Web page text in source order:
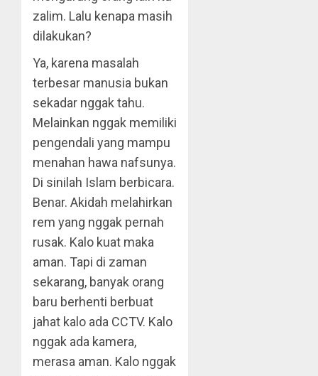
zalim. Lalu kenapa masih
dilakukan?
Ya, karena masalah
terbesar manusia bukan
sekadar nggak tahu.
Melainkan nggak memiliki
pengendali yang mampu
menahan hawa nafsunya.
Di sinilah Islam berbicara.
Benar. Akidah melahirkan
rem yang nggak pernah
rusak. Kalo kuat maka
aman. Tapi di zaman
sekarang, banyak orang
baru berhenti berbuat
jahat kalo ada CCTV. Kalo
nggak ada kamera,
merasa aman. Kalo nggak